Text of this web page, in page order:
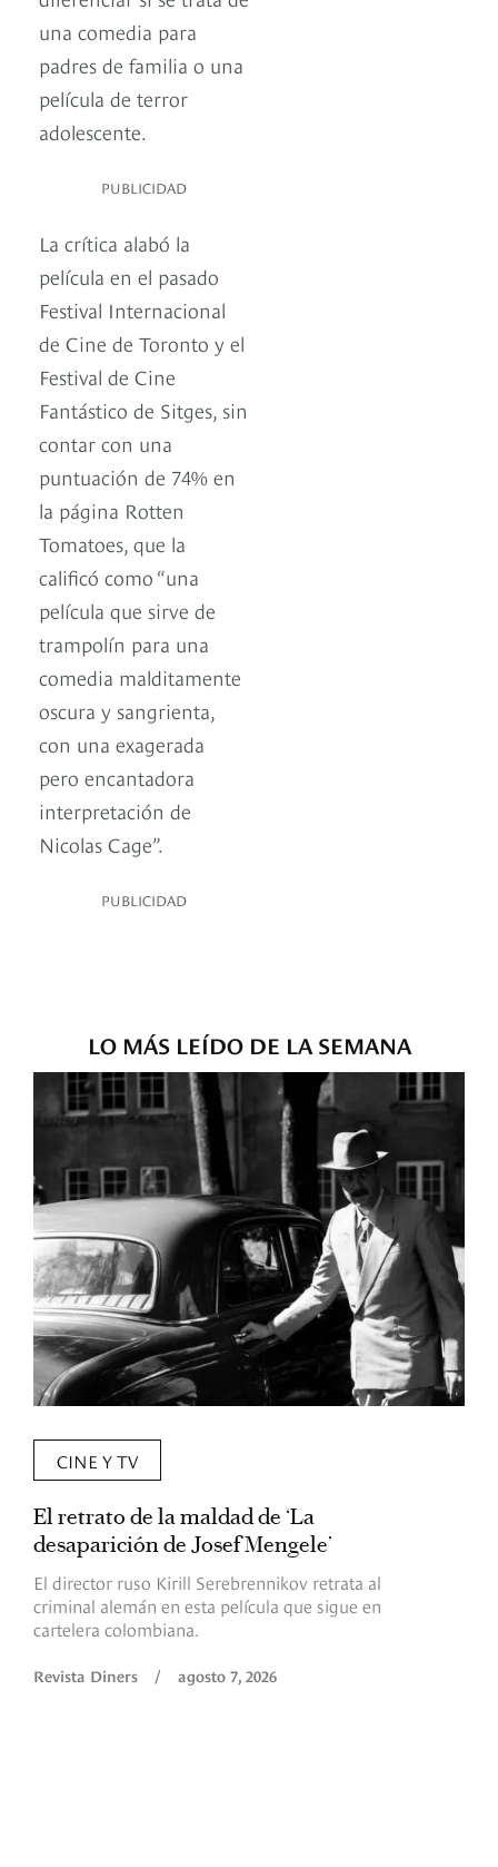
una comedia para
padres de familia o una
película de terror
adolescente.
PUBLICIDAD
La crítica alabó la
película en el pasado
Festival Internacional
de Cine de Toronto y el
Festival de Cine
Fantástico de Sitges, sin
contar con una
puntuación de 74% en
la página Rotten
Tomatoes, que la
calificó como “una
película que sirve de
trampolín para una
comedia malditamente
oscura y sangrienta,
con una exagerada
pero encantadora
interpretación de
Nicolas Cage”.
PUBLICIDAD
LO MÁS LEÍDO DE LA SEMANA
CINE Y TV
El retrato de la maldad de ‘La
desaparición de Josef Mengele’
El director ruso Kirill Serebrennikov retrata al
criminal alemán en esta película que sigue en
cartelera colombiana.
Revista Diners / agosto 7, 2026